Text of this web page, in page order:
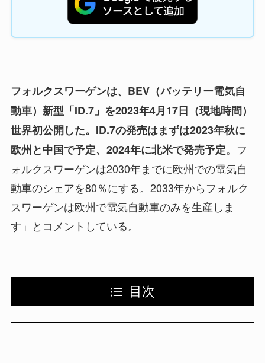
フォルクスワーゲンは、BEV（バッテリー電気自
動車）新型「ID.7」を2023年4月17日（現地時間）
世界初公開した。ID.7の発売はまずは2023年秋に
欧州と中国で予定、2024年に北米で発売予定。フ
ォルクスワーゲンは2030年までに欧州での電気自
動車のシェアを80％にする。2033年からフォルク
スワーゲンは欧州で電気自動車のみを生産しま
す」とコメントしている。
目次